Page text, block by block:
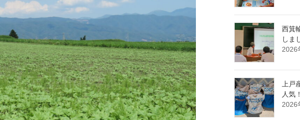
西箕
しま
2026
上戸
人気！
2026